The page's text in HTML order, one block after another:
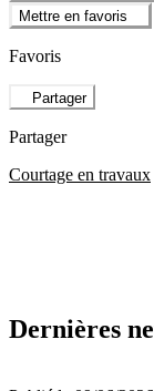
Mettre en favoris
Favoris
Partager
Partager
Courtage en travaux
Dernières